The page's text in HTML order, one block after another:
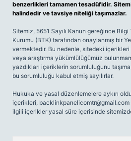
benzerlikleri tamamen tesadüfidir.
halindedir ve tavsiye niteliği taşımazlar.
Sitemiz, 5651 Sayılı Kanun gereğince
Kurumu (BTK) tarafından onaylanmış bir
vermektedir. Bu nedenle, sitedeki
veya araştırma yükümlülüğümüz
yazdıkları içeriklerin sorumluluğunu
bu sorumluluğu kabul etmiş sayılırlar.
Hukuka ve yasal düzenlemelere aykırı
içerikleri, backlinkpanelicomtr@gmail.com
ilgili içerikler yasal süre içerisinde